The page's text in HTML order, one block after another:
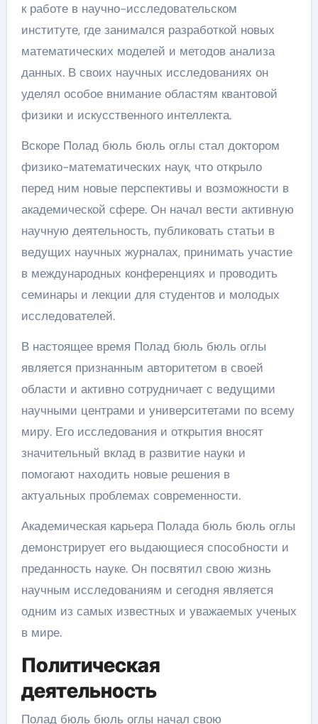
к работе в научно-исследовательском
институте, где занимался разработкой новых
математических моделей и методов анализа
данных. В своих научных исследованиях он
уделял особое внимание областям квантовой
физики и искусственного интеллекта.
Вскоре Полад бюль бюль оглы стал доктором
физико-математических наук, что открыло
перед ним новые перспективы и возможности в
академической сфере. Он начал вести активную
научную деятельность, публиковать статьи в
ведущих научных журналах, принимать участие
в международных конференциях и проводить
семинары и лекции для студентов и молодых
исследователей.
В настоящее время Полад бюль бюль оглы
является признанным авторитетом в своей
области и активно сотрудничает с ведущими
научными центрами и университетами по всему
миру. Его исследования и открытия вносят
значительный вклад в развитие науки и
помогают находить новые решения в
актуальных проблемах современности.
Академическая карьера Полада бюль бюль оглы
демонстрирует его выдающиеся способности и
преданность науке. Он посвятил свою жизнь
научным исследованиям и сегодня является
одним из самых известных и уважаемых ученых
в мире.
Политическая
деятельность
Полад бюль бюль оглы начал свою